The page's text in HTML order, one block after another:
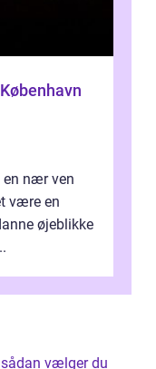
en nær ven
være en
øjeblikke